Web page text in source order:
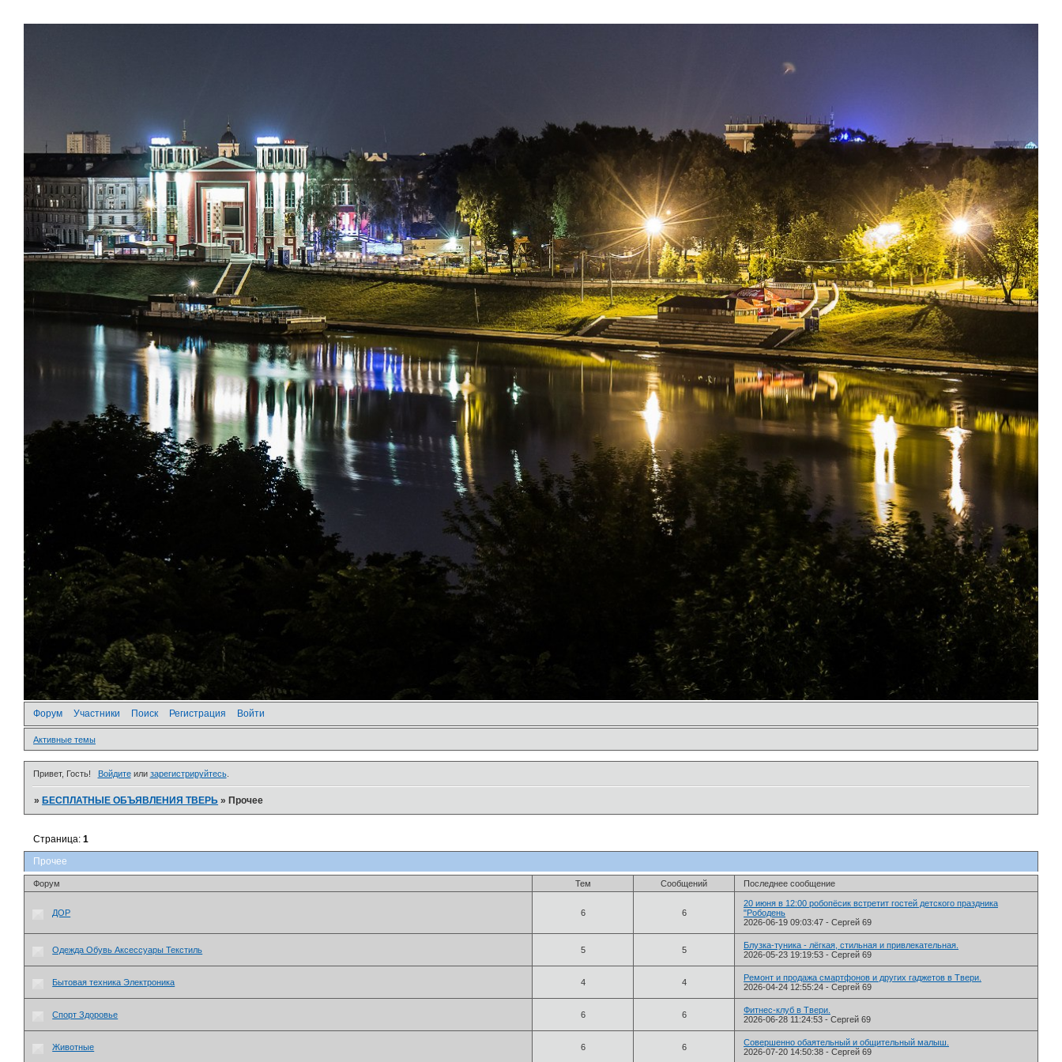
Форум Участники Поиск Регистрация Войти
Активные темы
Привет, Гость! Войдитеили зарегистрируйтесь.
» БЕСПЛАТНЫЕ ОБЪЯВЛЕНИЯ ТВЕРЬ » Прочее
Прочее
Страница:1
Форум Тем Сообщений Последнее сообщение
ДОР 6 6
20 июня в 12:00 робопёсик встретит гостей детского праздника
"Рободень
2026-06-19 09:03:47 - Сергей 69
Одежда Обувь Аксессуары Текстиль 5 5
Блузка-туника - лёгкая, стильная и привлекательная.
2026-05-23 19:19:53 - Сергей 69
Бытовая техника Электроника 4 4
Ремонт и продажа смартфонов и других гаджетов в Твери.
2026-04-24 12:55:24 - Сергей 69
Спорт Здоровье 6 6
Фитнес-клуб в Твери.
2026-06-28 11:24:53 - Сергей 69
Животные 6 6
Совершенно обаятельный и общительный малыш.
2026-07-20 14:50:38 - Сергей 69